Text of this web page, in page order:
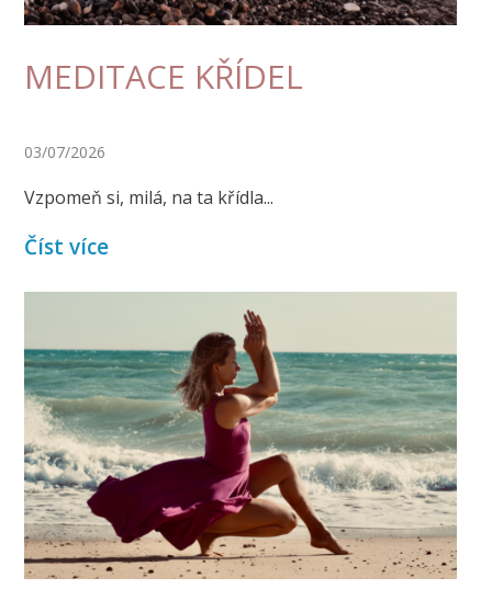
MEDITACE KŘÍDEL
03/07/2026
Vzpomeň si, milá, na ta křídla...
Číst více